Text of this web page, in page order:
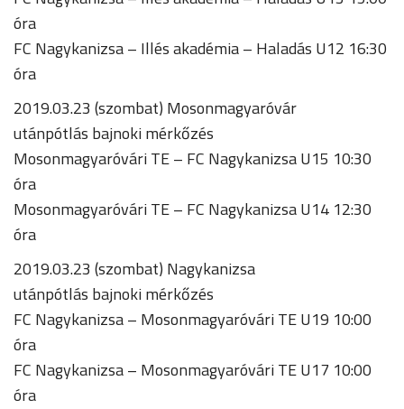
óra
FC Nagykanizsa – Illés akadémia – Haladás U12 16:30
óra
2019.03.23 (szombat) Mosonmagyaróvár
utánpótlás bajnoki mérkőzés
Mosonmagyaróvári TE – FC Nagykanizsa U15 10:30
óra
Mosonmagyaróvári TE – FC Nagykanizsa U14 12:30
óra
2019.03.23 (szombat) Nagykanizsa
utánpótlás bajnoki mérkőzés
FC Nagykanizsa – Mosonmagyaróvári TE U19 10:00
óra
FC Nagykanizsa – Mosonmagyaróvári TE U17 10:00
óra